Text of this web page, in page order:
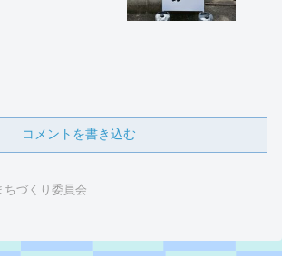
コメントを書き込む
ちづくり委員会